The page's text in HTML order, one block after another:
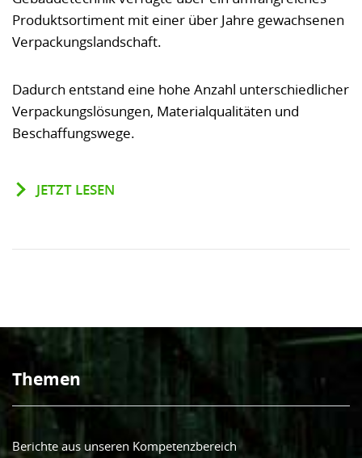
Produktsortiment mit einer über Jahre gewachsenen
Verpackungslandschaft.
Dadurch entstand eine hohe Anzahl unterschiedlicher
Verpackungslösungen, Materialqualitäten und
Beschaffungswege.
JETZT LESEN
Themen
Berichte aus unseren Kompetenzbereich